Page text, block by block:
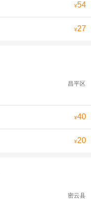
¥54
¥27
昌平区
¥40
¥20
密云县